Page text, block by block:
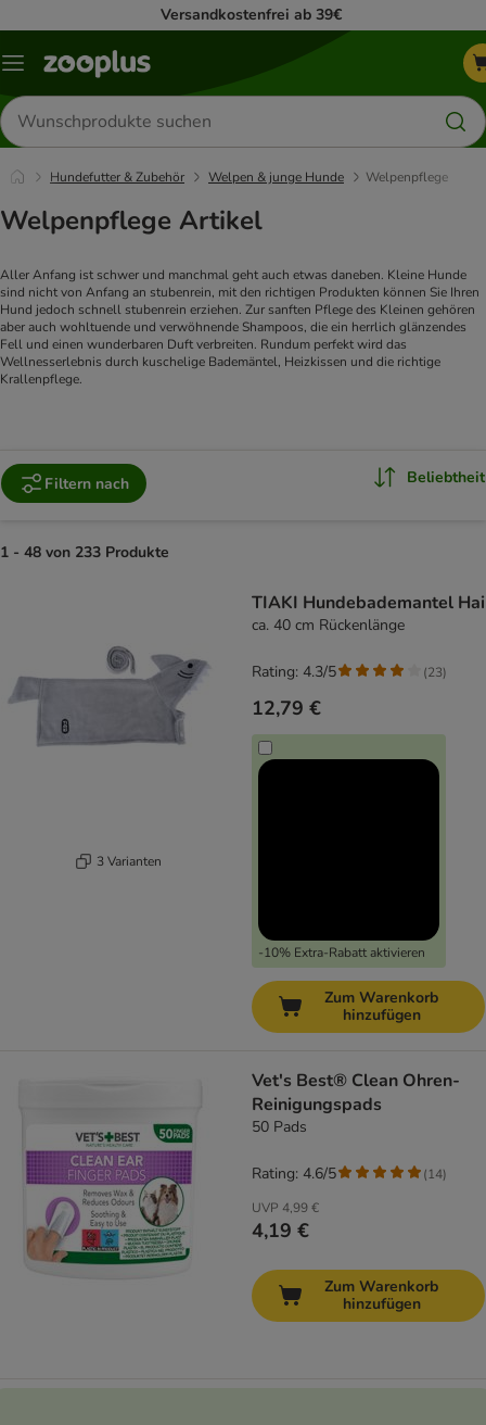
Versandkostenfrei ab 39€
Menü
Produkte
suchen
Hundefutter & Zubehör Welpen & junge Hunde Welpenpflege
Welpenpflege Artikel
Aller Anfang ist schwer und manchmal geht auch etwas daneben. Kleine Hunde
sind nicht von Anfang an stubenrein, mit den richtigen Produkten können Sie Ihren
Hund jedoch schnell stubenrein erziehen. Zur sanften Pflege des Kleinen gehören
aber auch wohltuende und verwöhnende Shampoos, die ein herrlich glänzendes
Fell und einen wunderbaren Duft verbreiten. Rundum perfekt wird das
Wellnesserlebnis durch kuschelige Bademäntel, Heizkissen und die richtige
Krallenpflege.
Filtern nach Beliebtheit
1 - 48 von 233 Produkte
3 Varianten
TIAKI Hundebademantel Hai
ca. 40 cm Rückenlänge
12,79 €
-10% Extra-Rabatt aktivieren
Rating: 4.3/5 (23)
Zum Warenkorb
hinzufügen
Vet's Best® Clean Ohren-
Reinigungspads
50 Pads
UVP 4,99 €
4,19 €
Rating: 4.6/5 (14)
Zum Warenkorb
hinzufügen